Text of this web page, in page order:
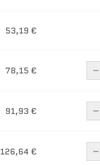
53,19 €
78,15 €
91,93 €
126,64 €